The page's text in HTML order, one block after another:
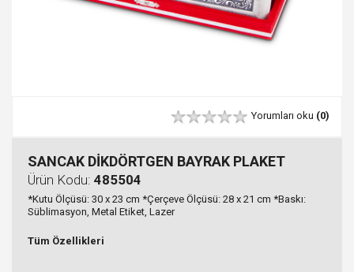
Yorumları oku (0)
SANCAK DİKDÖRTGEN BAYRAK PLAKET
Ürün Kodu: 485504
*Kutu Ölçüsü: 30 x 23 cm *Çerçeve Ölçüsü: 28 x 21 cm *Baskı:
Süblimasyon, Metal Etiket, Lazer
Tüm Özellikleri